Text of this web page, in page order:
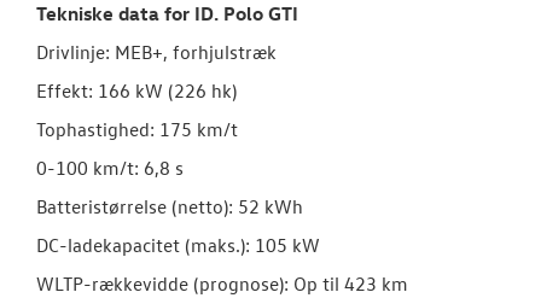
Tekniske data for ID. Polo GTI
Drivlinje: MEB+, forhjulstræk
Effekt: 166 kW (226 hk)
Tophastighed: 175 km/t
0-100 km/t: 6,8 s
Batteristørrelse (netto): 52 kWh
DC-ladekapacitet (maks.): 105 kW
WLTP-rækkevidde (prognose): Op til 423 km